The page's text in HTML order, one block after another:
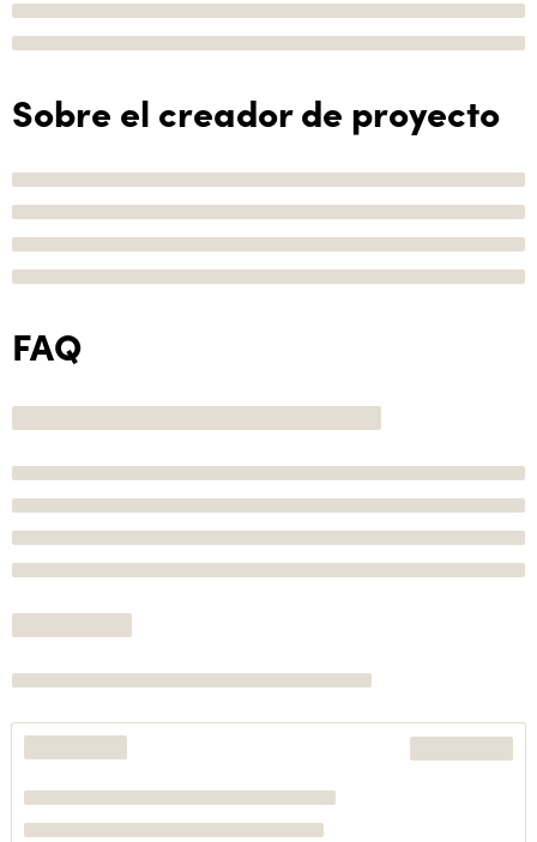
Sobre el creador de proyecto
FAQ